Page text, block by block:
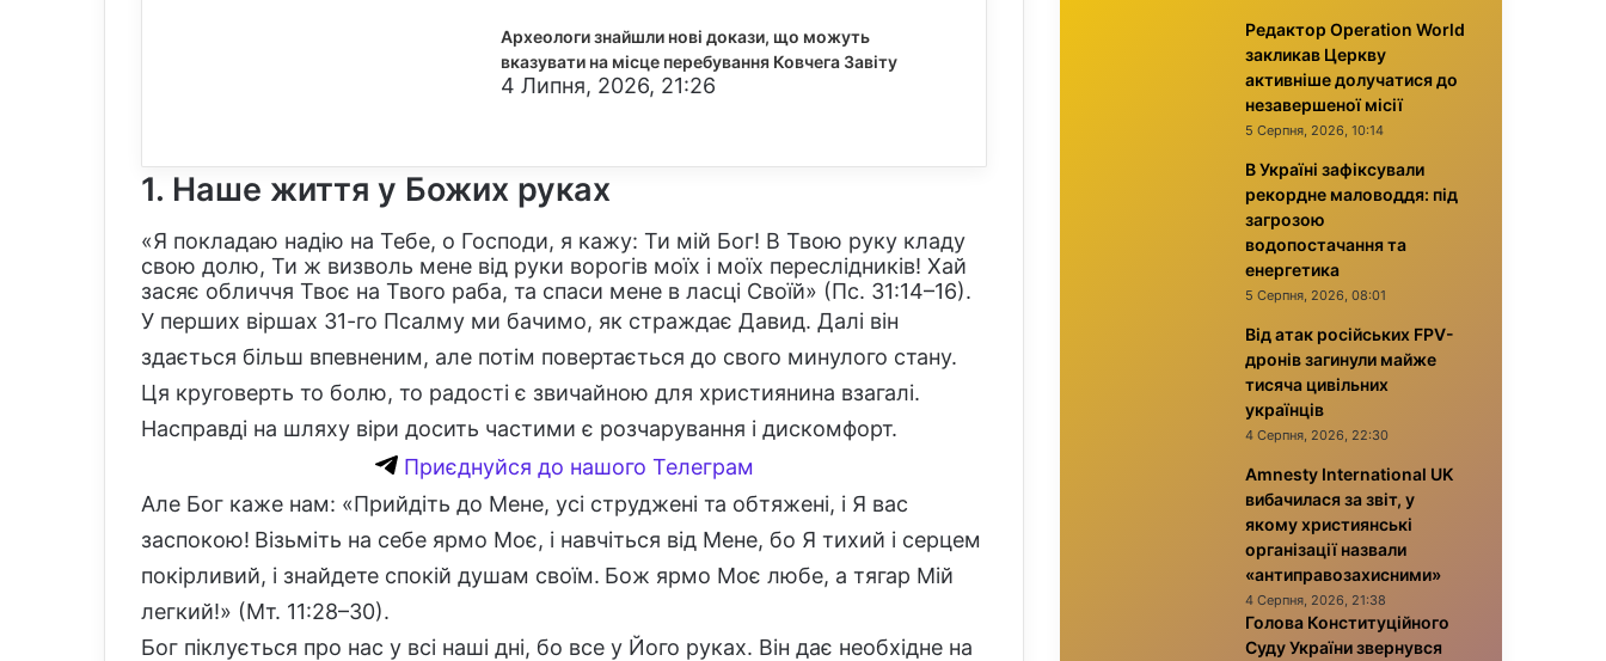
Археологи знайшли нові докази, що можуть
вказувати на місце перебування Ковчега Завіту
4 Липня, 2026, 21:26
1. Наше життя у Божих руках
«Я покладаю надію на Тебе, о Господи, я кажу: Ти мій Бог! В Твою руку кладу
свою долю, Ти ж визволь мене від руки ворогів моїх і моїх переслідників! Хай
засяє обличчя Твоє на Твого раба, та спаси мене в ласці Своїй» (Пс. 31:14–16).
У перших віршах 31-го Псалму ми бачимо, як страждає Давид. Далі він
здається більш впевненим, але потім повертається до свого минулого стану.
Ця круговерть то болю, то радості є звичайною для християнина взагалі.
Насправді на шляху віри досить частими є розчарування і дискомфорт.
Приєднуйся до нашого Телеграм
Але Бог каже нам: «Прийдіть до Мене, усі струджені та обтяжені, і Я вас
заспокою! Візьміть на себе ярмо Моє, і навчіться від Мене, бо Я тихий і серцем
покірливий, і знайдете спокій душам своїм. Бож ярмо Моє любе, а тягар Мій
легкий!» (Мт. 11:28–30).
Бог піклується про нас у всі наші дні, бо все у Його руках. Він дає необхідне на
Редактор Operation World
закликав Церкву
активніше долучатися до
незавершеної місії
5 Серпня, 2026, 10:14
В Україні зафіксували
рекордне маловоддя: під
загрозою
водопостачання та
енергетика
5 Серпня, 2026, 08:01
Від атак російських FPV-
дронів загинули майже
тисяча цивільних
українців
4 Серпня, 2026, 22:30
Amnesty International UK
вибачилася за звіт, у
якому християнські
організації назвали
«антиправозахисними»
4 Серпня, 2026, 21:38
Голова Конституційного
Суду України звернувся